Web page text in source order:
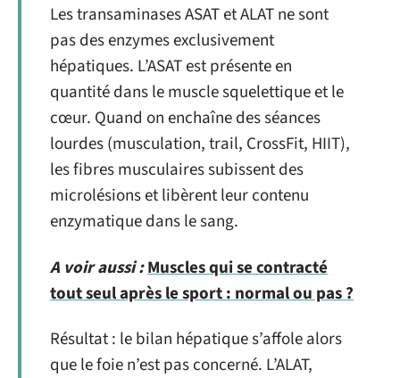
Les transaminases ASAT et ALAT ne sont
pas des enzymes exclusivement
hépatiques. L’ASAT est présente en
quantité dans le muscle squelettique et le
cœur. Quand on enchaîne des séances
lourdes (musculation, trail, CrossFit, HIIT),
les fibres musculaires subissent des
microlésions et libèrent leur contenu
enzymatique dans le sang.
A voir aussi :Muscles qui se contracté
tout seul après le sport : normal ou pas ?
Résultat : le bilan hépatique s’affole alors
que le foie n’est pas concerné. L’ALAT,